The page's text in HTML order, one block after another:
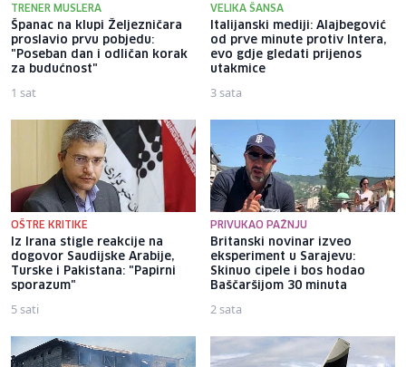
TRENER MUSLERA
Španac na klupi Željezničara
proslavio prvu pobjedu:
"Poseban dan i odličan korak
za budućnost"
1 sat
VELIKA ŠANSA
Italijanski mediji: Alajbegović
od prve minute protiv Intera,
evo gdje gledati prijenos
utakmice
3 sata
OŠTRE KRITIKE
Iz Irana stigle reakcije na
dogovor Saudijske Arabije,
Turske i Pakistana: "Papirni
sporazum"
5 sati
PRIVUKAO PAŽNJU
Britanski novinar izveo
eksperiment u Sarajevu:
Skinuo cipele i bos hodao
Baščaršijom 30 minuta
2 sata